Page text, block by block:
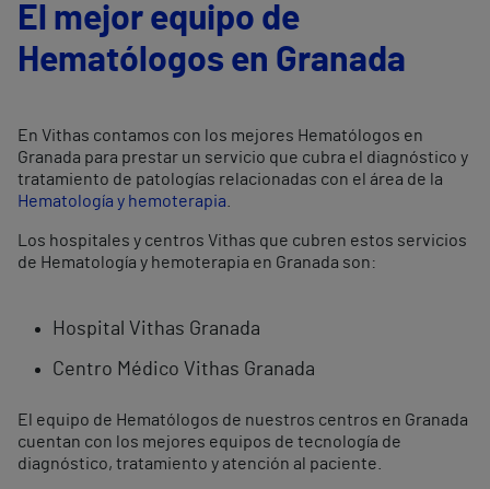
El mejor equipo de
Hematólogos en Granada
En Vithas contamos con los mejores Hematólogos en
Granada para prestar un servicio que cubra el diagnóstico y
tratamiento de patologías relacionadas con el área de la
Hematología y hemoterapia
Los hospitales y centros Vithas que cubren estos servicios
de Hematología y hemoterapia en Granada son:
Hospital Vithas Granada
Centro Médico Vithas Granada
El equipo de Hematólogos de nuestros centros en Granada
cuentan con los mejores equipos de tecnología de
diagnóstico, tratamiento y atención al paciente.